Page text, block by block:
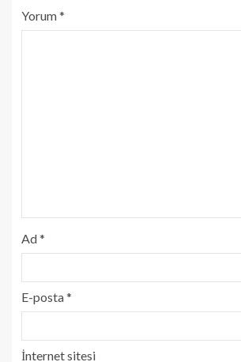
Yorum*
Ad*
E-posta*
İnternet sitesi